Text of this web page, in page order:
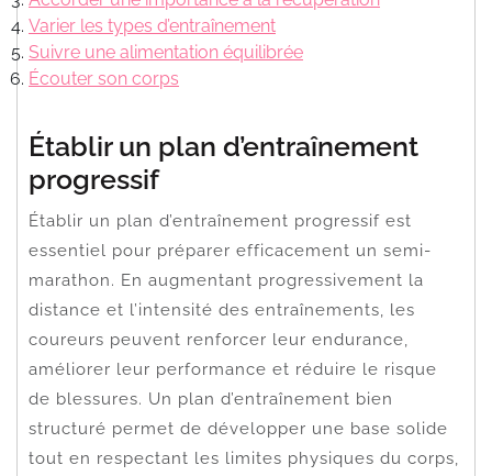
Varier les types d’entraînement
Suivre une alimentation équilibrée
Écouter son corps
Établir un plan d’entraînement
progressif
Établir un plan d’entraînement progressif est
essentiel pour préparer efficacement un semi-
marathon. En augmentant progressivement la
distance et l’intensité des entraînements, les
coureurs peuvent renforcer leur endurance,
améliorer leur performance et réduire le risque
de blessures. Un plan d’entraînement bien
structuré permet de développer une base solide
tout en respectant les limites physiques du corps,